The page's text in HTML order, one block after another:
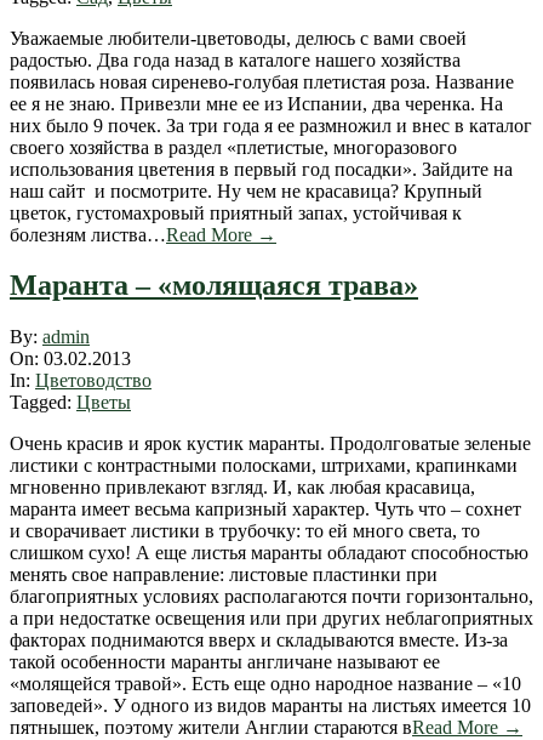
Уважаемые любители-цветоводы, делюсь с вами своей
радостью. Два года назад в каталоге нашего хозяйства
появилась новая сиренево-голубая плетистая роза. Название
ее я не знаю. Привезли мне ее из Испании, два черенка. На
них было 9 почек. За три года я ее размножил и внес в каталог
своего хозяйства в раздел «плетистые, многоразового
использования цветения в первый год посадки». Зайдите на
наш сайт и посмотрите. Ну чем не красавица? Крупный
цветок, густомахровый приятный запах, устойчивая к
болезням листва…Read More →
Маранта – «молящаяся трава»
2013-
02-
03
By: admin
On: 03.02.2013
In: Цветоводство
Tagged: Цветы
Очень красив и ярок кустик маранты. Продолговатые зеленые
листики с контрастными полосками, штрихами, крапинками
мгновенно привлекают взгляд. И, как любая красавица,
маранта имеет весьма капризный характер. Чуть что – сохнет
и сворачивает листики в трубочку: то ей много света, то
слишком сухо! А еще листья маранты обладают способностью
менять свое направление: листовые пластинки при
благоприятных условиях располагаются почти горизонтально,
а при недостатке освещения или при других неблагоприятных
факторах поднимаются вверх и складываются вместе. Из-за
такой особенности маранты англичане называют ее
«молящейся травой». Есть еще одно народное название – «10
заповедей». У одного из видов маранты на листьях имеется 10
пятнышек, поэтому жители Англии стараются вRead More →